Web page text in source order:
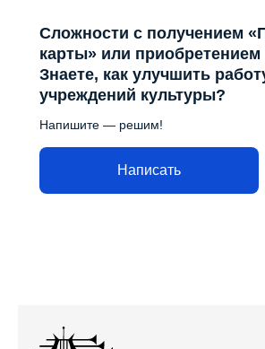
Сложности с получением
карты» или приобретением
Знаете, как улучшить
учреждений культуры?
Напишите — решим!
Написать